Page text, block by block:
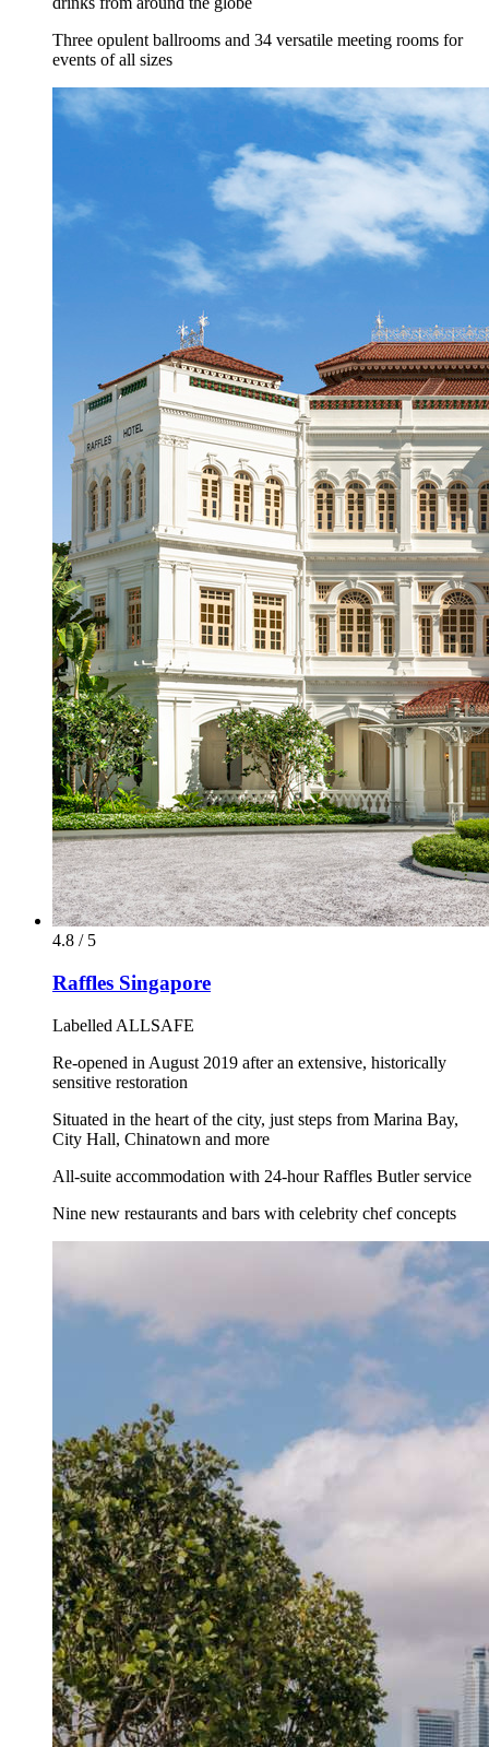
Three opulent ballrooms and 34 versatile meeting rooms for
events of all sizes
4.8 / 5
Raffles Singapore
Labelled ALLSAFE
Re-opened in August 2019 after an extensive, historically
sensitive restoration
Situated in the heart of the city, just steps from Marina Bay,
City Hall, Chinatown and more
All-suite accommodation with 24-hour Raffles Butler service
Nine new restaurants and bars with celebrity chef concepts